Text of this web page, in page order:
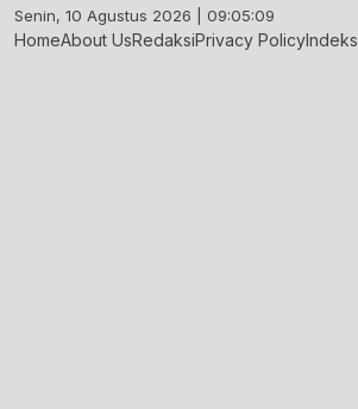
Skip
to
Senin, 10 Agustus 2026 | 09:05:10
HomeAbout UsRedaksiPrivacy PolicyIndeks